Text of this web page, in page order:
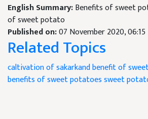
English Summary:Benefits of sweet
of sweet potato
Published on:07 November 2020, 06:15
Related Topics
caltivation of sakarkandbenefit of
benefits of sweet potatoessweet